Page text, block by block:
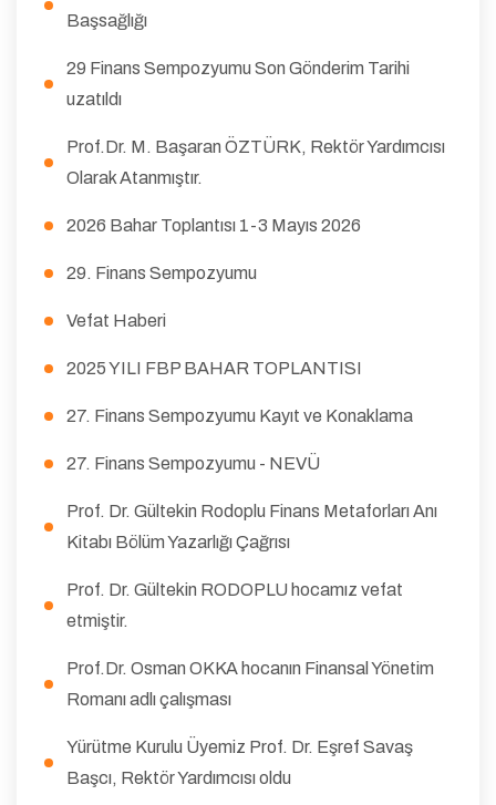
Başsağlığı
29 Finans Sempozyumu Son Gönderim Tarihi
uzatıldı
Prof.Dr. M. Başaran ÖZTÜRK, Rektör Yardımcısı
Olarak Atanmıştır.
2026 Bahar Toplantısı 1-3 Mayıs 2026
29. Finans Sempozyumu
Vefat Haberi
2025 YILI FBP BAHAR TOPLANTISI
27. Finans Sempozyumu Kayıt ve Konaklama
27. Finans Sempozyumu - NEVÜ
Prof. Dr. Gültekin Rodoplu Finans Metaforları Anı
Kitabı Bölüm Yazarlığı Çağrısı
Prof. Dr. Gültekin RODOPLU hocamız vefat
etmiştir.
Prof.Dr. Osman OKKA hocanın Finansal Yönetim
Romanı adlı çalışması
Yürütme Kurulu Üyemiz Prof. Dr. Eşref Savaş
Başcı, Rektör Yardımcısı oldu